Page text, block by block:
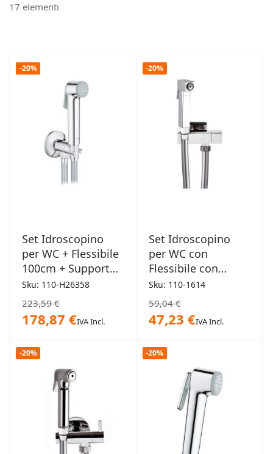
17 elementi
-20%
Set Idroscopino
per WC + Flessibile
100cm + Supporto -
Tempesta F
Sku: 110-H26358
223,59 €
178,87 €IVA Incl.
-20%
Set Idroscopino
per WC con
Flessibile con
Supporto Lux - SQ
Sku: 110-1614
59,04 €
47,23 €IVA Incl.
-20% -20%